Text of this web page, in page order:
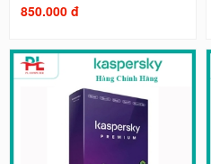
850.000 đ